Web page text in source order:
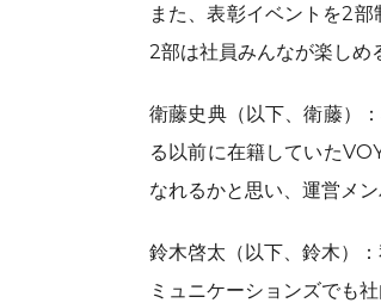
また、表彰イベントを2
2部は社員みんなが楽しめ
衛藤史典（以下、衛藤）
る以前に在籍していた
なれるかと思い、運営メン
鈴木啓太（以下、鈴木）
ミュニケーションズでも